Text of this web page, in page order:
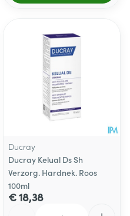
Ducray
Ducray Kelual Ds Sh
Verzorg. Hardnek. Roos
100ml
€ 18,38